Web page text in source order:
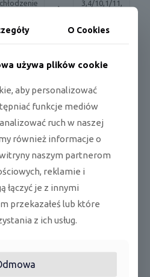
chłodzenie
A
3,4/10,1/11,
(wys./
obr/
608/552/496
śr./nis.)
A)
45/42/39/27
dB(
57
mm
830x830x20
mm
910x910x25
ciecz:
O Cookies
używa plików cookie
aby personalizować
funkcje mediów
ruch w naszej
również informacje o
naszym partnerom
reklamie i
łączyć je z innymi
przekazałeś lub które
z ich usług.